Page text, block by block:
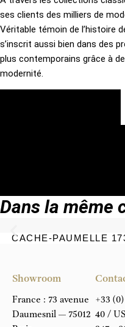
ses clients des milliers de
Véritable témoin de l’histoire
s’inscrit aussi bien dans des
plus contemporains grâce à
modernité.
Dans la même
CACHE-PAUMELLE
Showroom
France : 73 avenue
Daumesnil — 75012
+33
40 /